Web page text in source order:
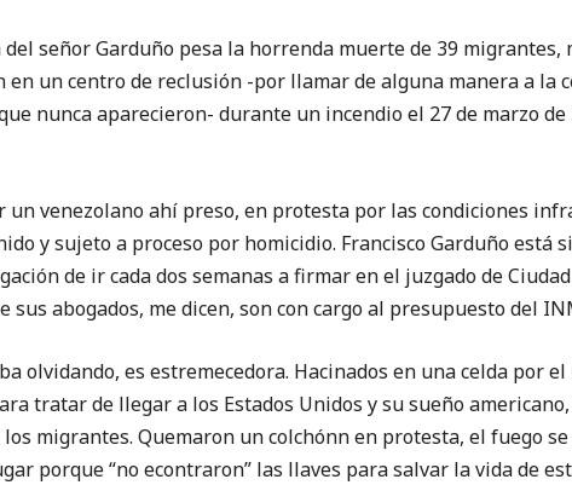
del señor Garduño pesa la horrenda muerte de 39 migrantes,
en un centro de reclusión -por llamar de alguna manera a la
nunca aparecieron- durante un incendio el 27 de marzo de
un venezolano ahí preso, en protesta por las condiciones
y sujeto a proceso por homicidio. Francisco Garduño está
de ir cada dos semanas a firmar en el juzgado de Ciudad
sus abogados, me dicen, son con cargo al presupuesto del
olvidando, es estremecedora. Hacinados en una celda por
tratar de llegar a los Estados Unidos y su sueño
migrantes. Quemaron un colchónn en protesta, el fuego
porque “no econtraron” las llaves para salvar la vida de